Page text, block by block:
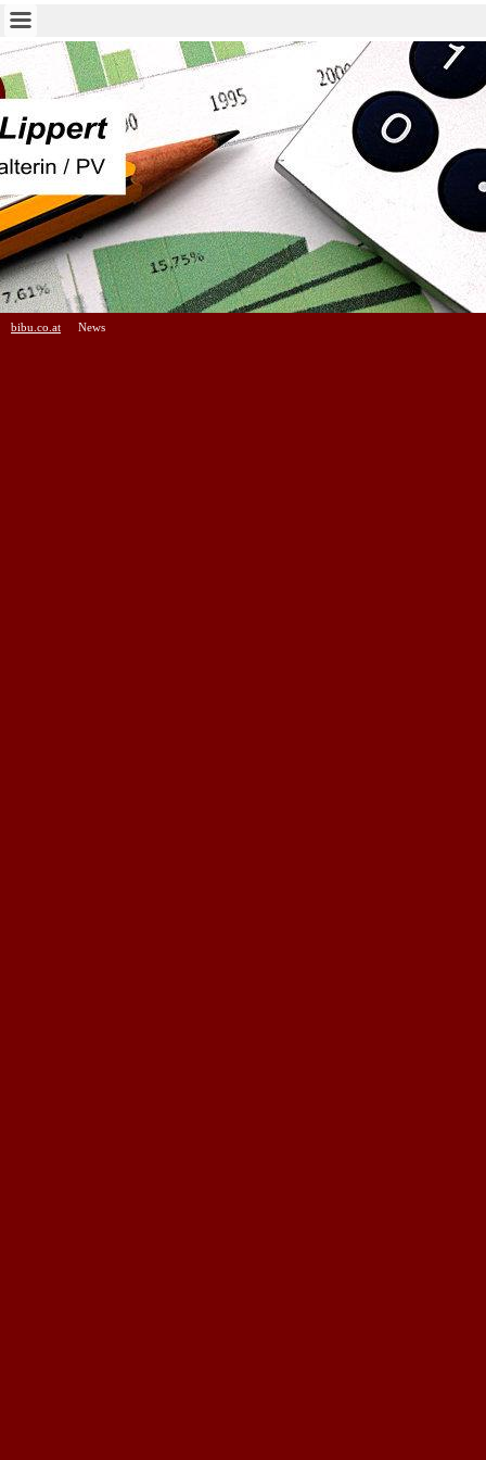
bibu.co.at News